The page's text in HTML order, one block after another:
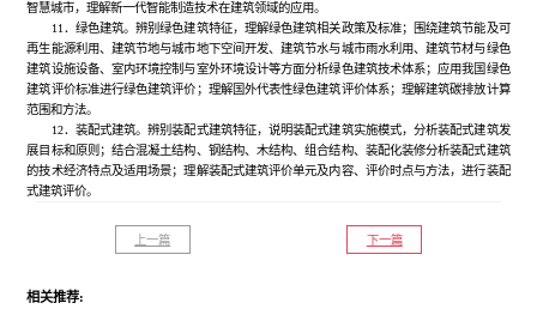
智慧城市，理解新一代智能制造技术在建筑领域的应用。
11．绿色建筑。辨别绿色建筑特征，理解绿色建筑相关政策及标准；围绕建筑节能及可
再生能源利用、建筑节地与城市地下空间开发、建筑节水与城市雨水利用、建筑节材与绿色
建筑设施设备、室内环境控制与室外环境设计等方面分析绿色建筑技术体系；应用我国绿色
建筑评价标准进行绿色建筑评价；理解国外代表性绿色建筑评价体系；理解建筑碳排放计算
范围和方法。
12．装配式建筑。辨别装配式建筑特征，说明装配式建筑实施模式，分析装配式建筑发
展目标和原则；结合混凝土结构、钢结构、木结构、组合结构、装配化装修分析装配式建筑
的技术经济特点及适用场景；理解装配式建筑评价单元及内容、评价时点与方法，进行装配
式建筑评价。
上一篇 下一篇
相关推荐: